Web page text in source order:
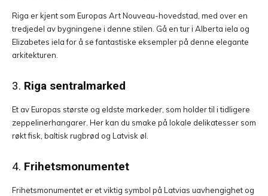
Riga er kjent som Europas Art Nouveau-hovedstad, med over en
tredjedel av bygningene i denne stilen. Gå en tur i Alberta iela og
Elizabetes iela for å se fantastiske eksempler på denne elegante
arkitekturen.
3. Riga sentralmarked
Et av Europas største og eldste markeder, som holder til i tidligere
zeppelinerhangarer. Her kan du smake på lokale delikatesser som
røkt fisk, baltisk rugbrød og Latvisk øl.
4. Frihetsmonumentet
Frihetsmonumentet er et viktig symbol på Latvias uavhengighet og